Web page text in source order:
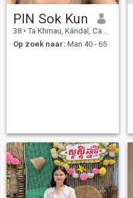
PIN Sok Kun
38 • Ta Khmau, Kândal, Cambodja
Op zoek naar: Man 40 - 65